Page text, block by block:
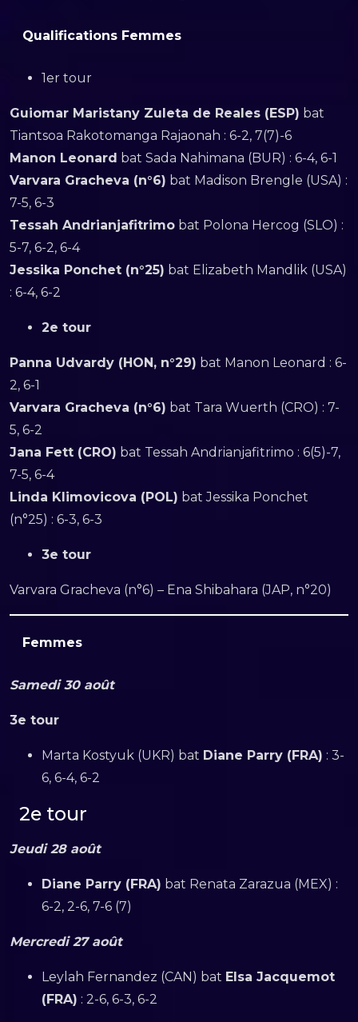
Qualifications Femmes
1er tour
Guiomar Maristany Zuleta de Reales (ESP) bat
Tiantsoa Rakotomanga Rajaonah : 6-2, 7(7)-6
Manon Leonard bat Sada Nahimana (BUR) : 6-4, 6-1
Varvara Gracheva (n°6) bat Madison Brengle (USA) :
7-5, 6-3
Tessah Andrianjafitrimo bat Polona Hercog (SLO) :
5-7, 6-2, 6-4
Jessika Ponchet (n°25) bat Elizabeth Mandlik (USA)
: 6-4, 6-2
2e tour
Panna Udvardy (HON, n°29) bat Manon Leonard : 6-
2, 6-1
Varvara Gracheva (n°6) bat Tara Wuerth (CRO) : 7-
5, 6-2
Jana Fett (CRO) bat Tessah Andrianjafitrimo : 6(5)-7,
7-5, 6-4
Linda Klimovicova (POL) bat Jessika Ponchet
(n°25) : 6-3, 6-3
3e tour
Varvara Gracheva (n°6) – Ena Shibahara (JAP, n°20)
Femmes
Samedi 30 août
3e tour
Marta Kostyuk (UKR) bat Diane Parry (FRA) : 3-
6, 6-4, 6-2
2e tour
Jeudi 28 août
Diane Parry (FRA) bat Renata Zarazua (MEX) :
6-2, 2-6, 7-6 (7)
Mercredi 27 août
Leylah Fernandez (CAN) bat Elsa Jacquemot
(FRA) : 2-6, 6-3, 6-2